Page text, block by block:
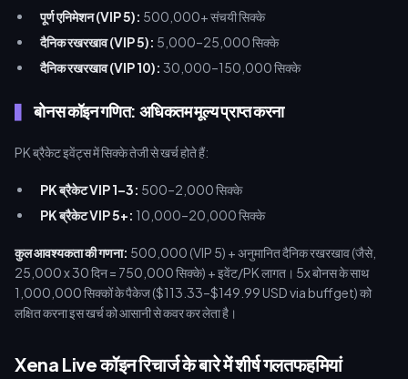
पूर्ण एनिमेशन (VIP 5): 500,000+ संचयी सिक्के
दैनिक रखरखाव (VIP 5): 5,000–25,000 सिक्के
दैनिक रखरखाव (VIP 10): 30,000–150,000 सिक्के
बोनस कॉइन गणित: अधिकतम मूल्य प्राप्त करना
PK ब्रैकेट इवेंट्स में सिक्के तेजी से खर्च होते हैं:
PK ब्रैकेट VIP 1–3: 500–2,000 सिक्के
PK ब्रैकेट VIP 5+: 10,000–20,000 सिक्के
कुल आवश्यकता की गणना: 500,000 (VIP 5) + अनुमानित दैनिक रखरखाव (जैसे,
25,000 x 30 दिन = 750,000 सिक्के) + इवेंट/PK लागत। 5x बोनस के साथ
1,000,000 सिक्कों के पैकेज ($113.33–$149.99 USD via buffget) को
लक्षित करना इस खर्च को आसानी से कवर कर लेता है।
Xena Live कॉइन रिचार्ज के बारे में शीर्ष गलतफहमियां